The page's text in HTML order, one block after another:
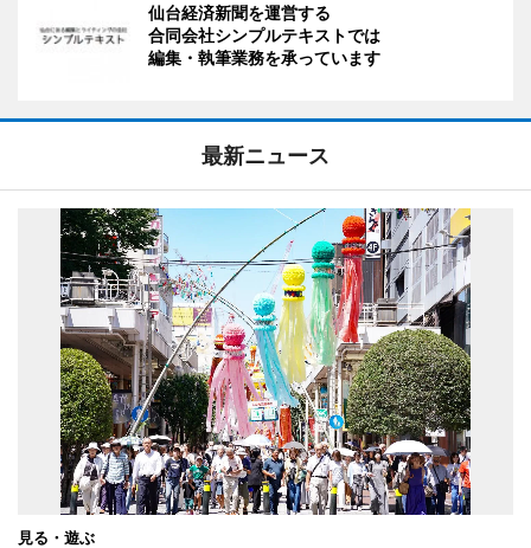
仙台経済新聞を運営する
合同会社シンプルテキストでは
編集・執筆業務を承っています
最新ニュース
見る・遊ぶ